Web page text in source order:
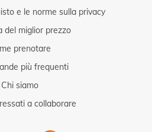
e le norme sulla privacy
del miglior prezzo
prenotare
più frequenti
Chi siamo
a collaborare